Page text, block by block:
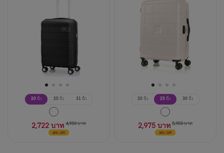
20 นิ้ว 25 นิ้ว 31 นิ้ว
2,722 บาท 4,950 บาท
45% OFF
20 นิ้ว 25 นิ้ว 30 นิ้ว
2,975 บาท 5,950 บาท
50% OFF